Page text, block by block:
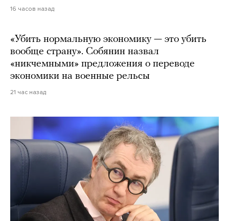
16 часов назад
«Убить нормальную экономику — это убить
вообще страну». Собянин назвал
«никчемными» предложения о переводе
экономики на военные рельсы
21 час назад